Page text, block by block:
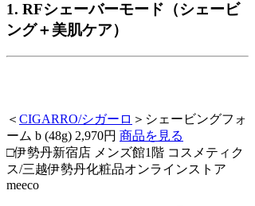
1. RFシェーバーモード（シェービ
ング＋美肌ケア）
＜ CIGARRO/シガーロ ＞シェービングフォ
ーム b (48g) 2,970円 商品を見る
□伊勢丹新宿店 メンズ館1階 コスメティク
ス/三越伊勢丹化粧品オンラインストア
meeco